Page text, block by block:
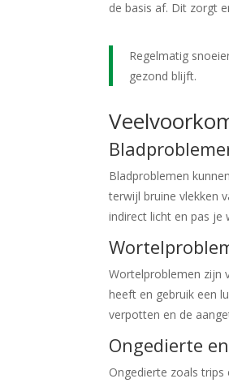
de basis af. Dit zorgt
Regelmatig
gezond blijft.
Bladproblemen
terwijl bruine vlekken
indirect licht en pas je
Wortelproblemen zijn
heeft en gebruik een
verpotten en de
Ongedierte
Ongedierte zoals